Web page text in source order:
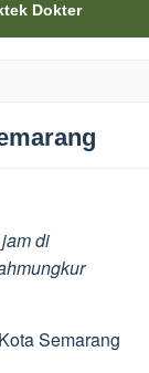
Dokter
di
Semarang